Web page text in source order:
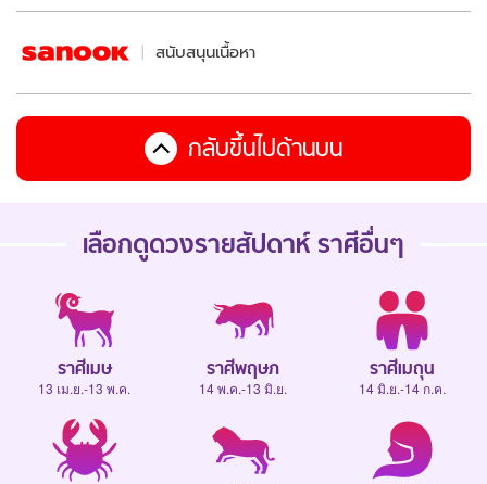
สนับสนุนเนื้อหา
กลับขึ้นไปด้านบน
เลือกดูดวงรายสัปดาห์ ราศีอื่นๆ
ราศีเมษ
13 เม.ย.-13 พ.ค.
ราศีพฤษภ
14 พ.ค.-13 มิ.ย.
ราศีเมถุน
14 มิ.ย.-14 ก.ค.